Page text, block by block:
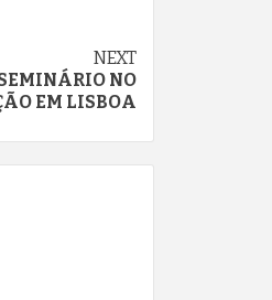
NEXT
NO
EM LISBOA